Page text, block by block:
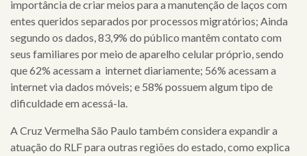
cases
notícias
importância de criar meios para a manutenção de laços com
entes queridos separados por processos migratórios; Ainda
segundo os dados, 83,9% do público mantêm contato com
seus familiares por meio de aparelho celular próprio, sendo
que 62% acessam a internet diariamente; 56% acessam a
internet via dados móveis; e 58% possuem algum tipo de
dificuldade em acessá-la.
A Cruz Vermelha São Paulo também considera expandir a
atuação do RLF para outras regiões do estado, como explica